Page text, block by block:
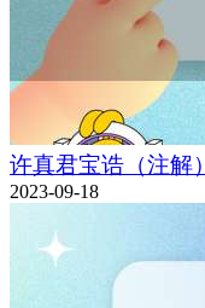
许真君宝诰（注解）
2023-09-18